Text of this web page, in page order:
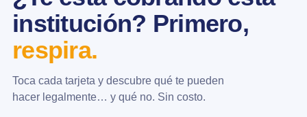
institución? Primero,
respira.
Toca cada tarjeta y descubre qué te pueden
hacer legalmente… y qué no. Sin costo.